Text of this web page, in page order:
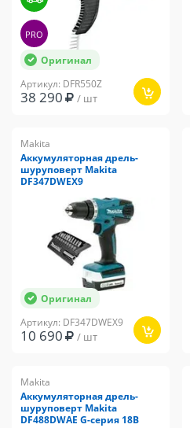
PRO
Оригинал
Артикул: DFR550Z
38 290 / шт
Makita
Аккумуляторная дрель-
шуруповерт Makita
DF347DWEX9
Оригинал
Артикул: DF347DWEX9
10 690 / шт
Makita
Аккумуляторная дрель-
шуруповерт Makita
DF488DWAE G-серия 18В